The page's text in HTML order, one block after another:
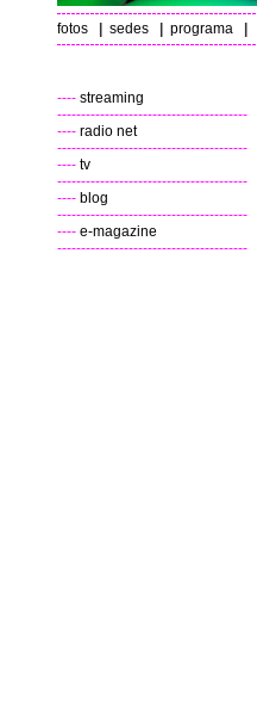
fotos sedes programa
---- streaming
----------------------------------------
---- radio net
----------------------------------------
---- tv
----------------------------------------
---- blog
----------------------------------------
---- e-magazine
----------------------------------------